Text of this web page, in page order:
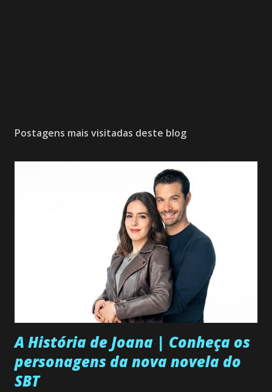
Postagens mais visitadas deste blog
A História de Joana | Conheça os
personagens da nova novela do
SBT